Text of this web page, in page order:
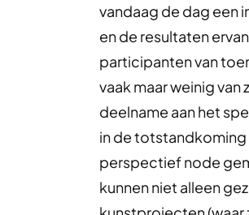
vandaag de dag een
en de resultaten
participanten van
vaak maar weinig van
deelname aan het
in de totstandkoming
perspectief node
kunnen niet alleen